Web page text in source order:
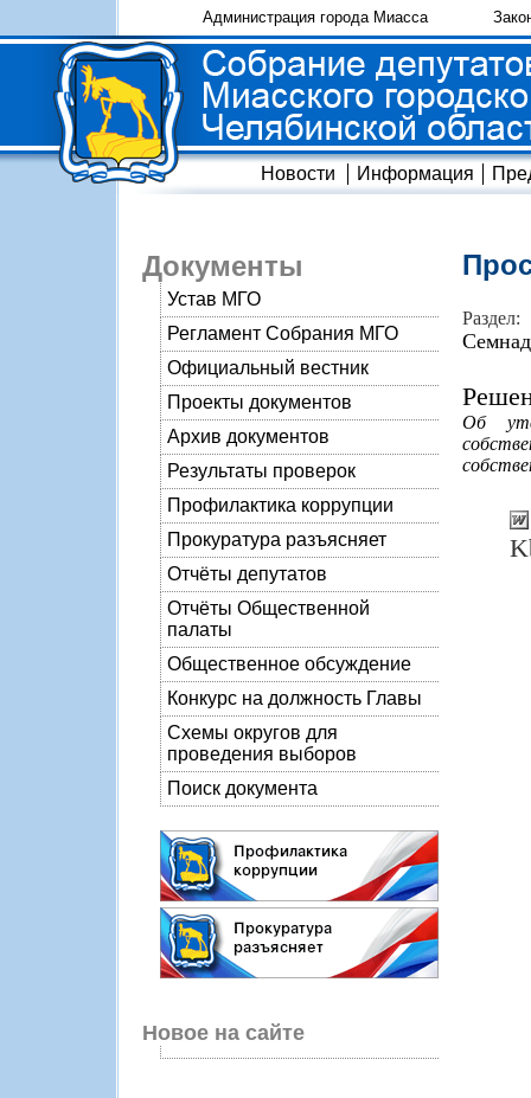
Администрация города Миасса
Новости Информация
Документы
Устав МГО
Регламент Собрания МГО
Официальный вестник
Проекты документов
Архив документов
Результаты проверок
Профилактика коррупции
Прокуратура разъясняет
Отчёты депутатов
Отчёты Общественной
палаты
Общественное обсуждение
Конкурс на должность Главы
Схемы округов для
проведения выборов
Поиск документа
Новое на сайте
Раздел:
Об